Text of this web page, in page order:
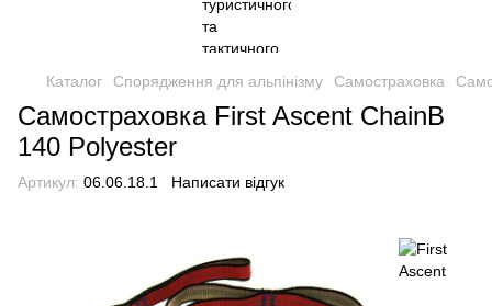
Каталог Спорядження для альпінізму Самостраховка
Самостраховка First Ascent ChainB
140 Polyester
Артикул: 06.06.18.1 Написати відгук